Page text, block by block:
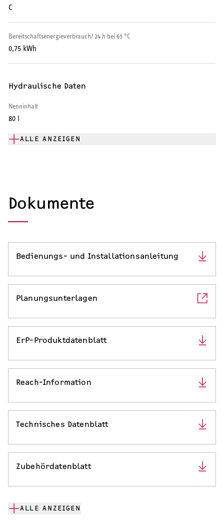
C
Bereitschaftsenergieverbrauch/ 24 h bei 65 °C
0,75 kWh
Hydraulische Daten
Nenninhalt
80 l
ALLE ANZEIGEN
Dokumente
Bedienungs- und Installationsanleitung
Planungsunterlagen
ErP-Produktdatenblatt
Reach-Information
Technisches Datenblatt
Zubehördatenblatt
ALLE ANZEIGEN